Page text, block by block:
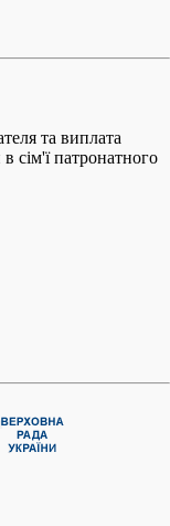
та виплата
сім'ї патронатного